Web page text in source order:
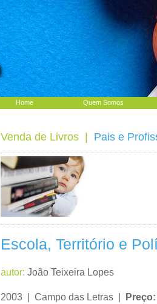
Home Quem Somos
Venda de Livros Pais e
Escola, Território e
autor: João Teixeira Lopes
2003 | Campo das Letras |